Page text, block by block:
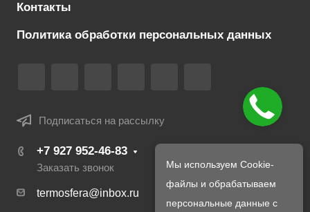
Контакты
Политика обработки персональных данных
Подписаться на рассылку
+7 927 952-46-83
Заказать звонок
termosfera@inbox.ru
Мы используем Cookie-
файлы и обрабатываем
персональные данные с